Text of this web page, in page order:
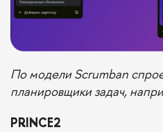
По модели Scrumban
планировщики задач,
PRINCE2